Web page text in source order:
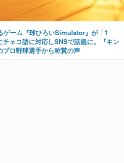
ゲーム『球ひろいSimulator』が「1
ェコ語に対応しSNSで話題に。『キン
ロ野球選手から称賛の声